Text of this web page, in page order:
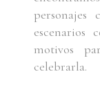
personajes
escenarios
motivos
celebrarla.